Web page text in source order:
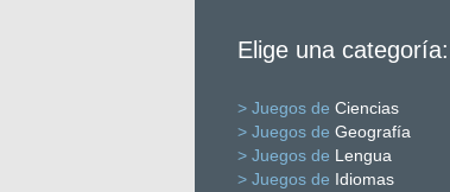
Elige una categoría:
> Juegos de Ciencias
> Juegos de Geografía
> Juegos de Lengua
> Juegos de Idiomas